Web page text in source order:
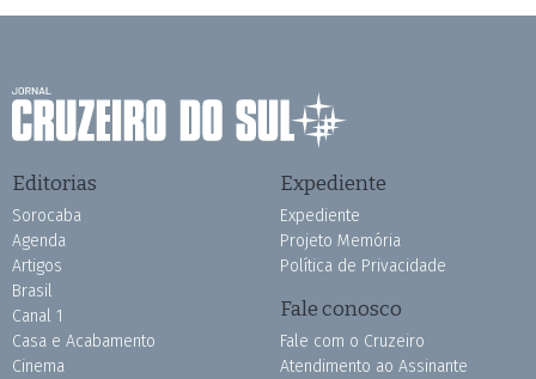
Editorias
Sorocaba
Agenda
Artigos
Brasil
Canal 1
Casa e Acabamento
Cinema
Expediente
Expediente
Projeto Memória
Política de Privacidade
Fale conosco
Fale com o Cruzeiro
Atendimento ao Assinante